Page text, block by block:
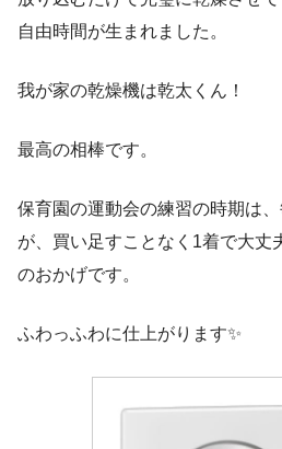
自由時間が生まれました。
我が家の乾燥機は乾太くん！
最高の相棒です。
保育園の運動会の練習の時期は
が、買い足すことなく1着で大丈
のおかげです。
ふわっふわに仕上がります✨